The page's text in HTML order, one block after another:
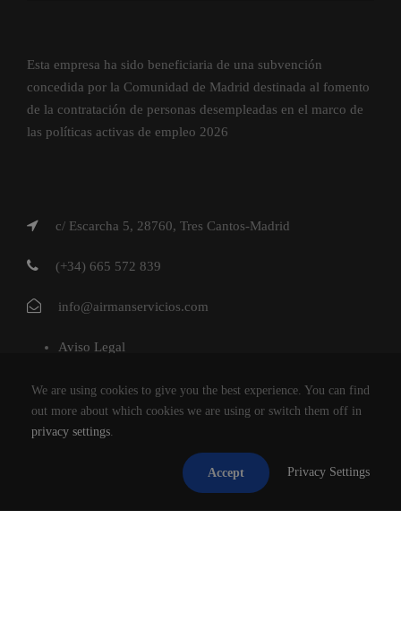
Esta empresa ha sido beneficiaria de una subvención
concedida por la Comunidad de Madrid destinada al fomento
de la contratación de personas desempleadas en el marco de
las políticas activas de empleo 2026
c/ Escarcha 5, 28760, Tres Cantos-Madrid
(+34) 665 572 839
info@airmanservicios.com
Aviso Legal
Política de Cookies
AIRMAN SERVICIOS DE RESTAURACION S.L.
TODOS LOS DERECHOS RESERVADOS.
We are using cookies to give you the best experience. You can find
out more about which cookies we are using or switch them off in
privacy settings.
Accept Privacy Settings